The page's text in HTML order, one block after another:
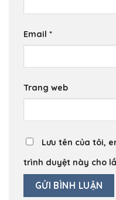
Email *
Trang web
Lưu tên của tôi,
trình duyệt này cho